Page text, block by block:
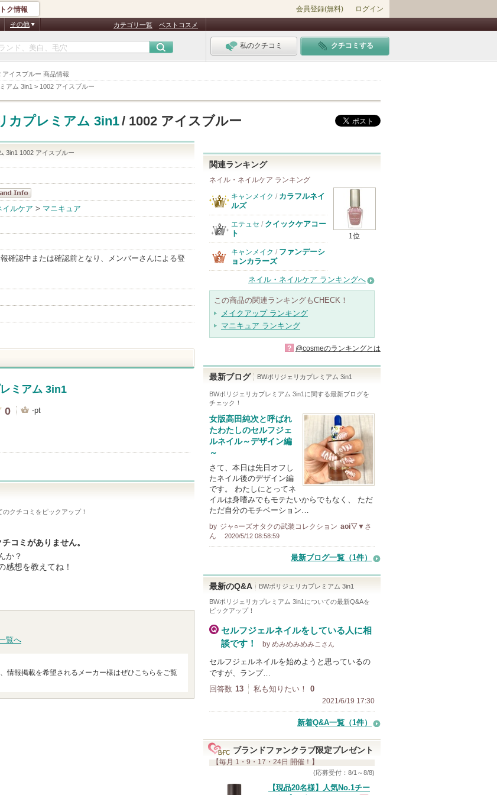
アイスブルー 商品情報
アム 3in1 > 1002 アイスブルー
ク情報 会員登録(無料) ログイン
その他 カテゴリ一覧 ベストコスメ
私のクチコミ クチコミする
カプレミアム 3in1/ 1002 アイスブルー
3in1 1002 アイスブルー
ーティー
ルド
イルケア > マニキュア
確認中または確認前となり、メンバーさんによる登
ミアム 3in1
0
-pt
のクチコミをピックアップ！
コミがありません。
か？
感想を教えてね！
覧へ
情報掲載を希望されるメーカー様はぜひこちらをご覧
関連ランキング
ネイル・ネイルケア ランキング
1位
キャンメイク / カラフルネイ
ルズ
エテュセ / クイックケアコー
ト
キャンメイク / ファンデーシ
ョンカラーズ
ネイル・ネイルケア ランキングへ
この商品の関連ランキングもCHECK！
メイクアップ ランキング
マニキュア ランキング
? @cosmeのランキングとは
最新ブログ BWポリジェリカプレミアム 3in1
BWポリジェリカプレミアム 3in1 に関する最新ブログを
チェック！
女版高田純次と呼ばれ
たわたしのセルフジェ
ルネイル～デザイン編
～
さて、本日は先日オフし
たネイル後のデザイン編
です。 わたしにとってネ
イルは身嗜みでもモテたいからでもなく、 ただ
ただ自分のモチベーション…
by ジャ○ーズオタクの武装コレクション aoi▽▼ さ
ん
2020/5/12 08:58:59
最新ブログ一覧（1件）
最新のQ&A BWポリジェリカプレミアム 3in1
BWポリジェリカプレミアム 3in1 についての最新Q&Aを
ピックアップ！
セルフジェルネイルをしている人に相
談です！
by めみめみめみこ さん
セルフジェルネイルを始めようと思っているの
ですが、ランプ…
回答数 13 私も知りたい！ 0
2021/6/19 17:30
新着Q&A一覧（1件）
ブランドファンクラブ限定プレゼント
【毎月 1・9・17・24日 開催！】
(応募受付：8/1～8/8)
【現品20名様】人気No.1チー